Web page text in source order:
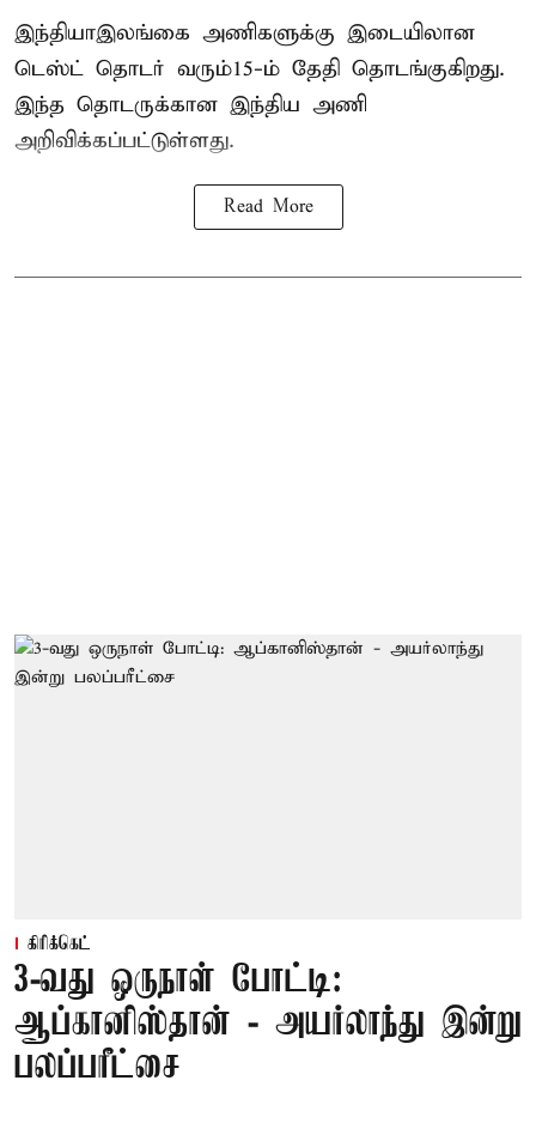
இந்தியா–இலங்கை அணிகளுக்கு இடையிலான
டெஸ்ட் தொடர் வரும்15-ம் தேதி தொடங்குகிறது.
இந்த தொடருக்கான இந்திய அணி
அறிவிக்கப்பட்டுள்ளது.
Read More
கிரிக்கெட்
3-வது ஒருநாள் போட்டி:
ஆப்கானிஸ்தான் - அயர்லாந்து இன்று
பலப்பரீட்சை